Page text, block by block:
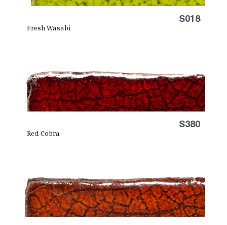
S018
Fresh Wasabi
S380
Red Cobra